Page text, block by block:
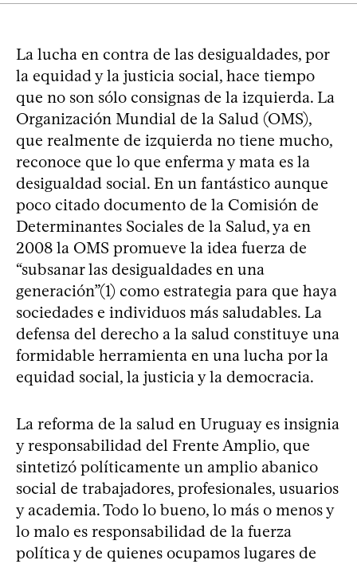
La lucha en contra de las desigualdades, por
la equidad y la justicia social, hace tiempo
que no son sólo consignas de la izquierda. La
Organización Mundial de la Salud (OMS),
que realmente de izquierda no tiene mucho,
reconoce que lo que enferma y mata es la
desigualdad social. En un fantástico aunque
poco citado documento de la Comisión de
Determinantes Sociales de la Salud, ya en
2008 la OMS promueve la idea fuerza de
“subsanar las desigualdades en una
generación”(1) como estrategia para que haya
sociedades e individuos más saludables. La
defensa del derecho a la salud constituye una
formidable herramienta en una lucha por la
equidad social, la justicia y la democracia.
La reforma de la salud en Uruguay es insignia
y responsabilidad del Frente Amplio, que
sintetizó políticamente un amplio abanico
social de trabajadores, profesionales, usuarios
y academia. Todo lo bueno, lo más o menos y
lo malo es responsabilidad de la fuerza
política y de quienes ocupamos lugares de